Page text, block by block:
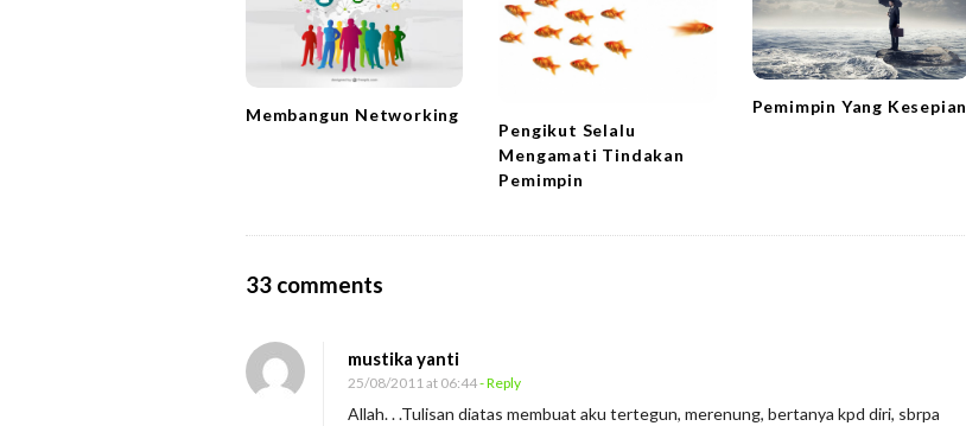
Membangun Networking
Pengikut Selalu
Mengamati Tindakan
Pemimpin
Pemimpin Yang Kesepian
33 comments
K
e
n
mustika yanti
25/08/2011 at 06:44- Reply
Allah. . .Tulisan diatas membuat aku tertegun, merenung, bertanya kpd diri, sbrpa